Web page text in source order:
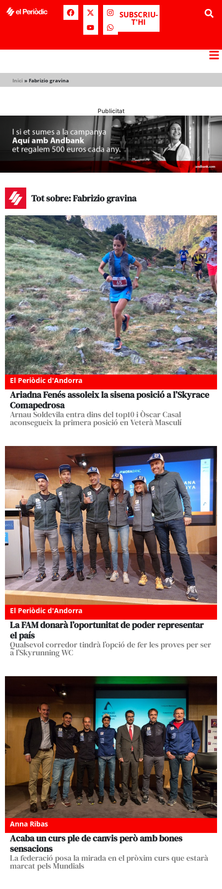
SUBSCRIU-
T'HI
Inici » Fabrizio gravina
Publicitat
Tot sobre: Fabrizio gravina
El Periòdic d'Andorra
Ariadna Fenés assoleix la sisena posició a l’Skyrace
Comapedrosa
Arnau Soldevila entra dins del top10 i Òscar Casal
aconsegueix la primera posició en Veterà Masculí
El Periòdic d'Andorra
La FAM donarà l’oportunitat de poder representar
el país
Qualsevol corredor tindrà l’opció de fer les proves per ser
a l’Skyrunning WC
Anna Ribas
Acaba un curs ple de canvis però amb bones
sensacions
La federació posa la mirada en el pròxim curs que estarà
marcat pels Mundials